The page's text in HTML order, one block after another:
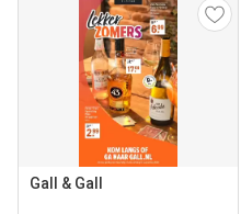
Gall & Gall